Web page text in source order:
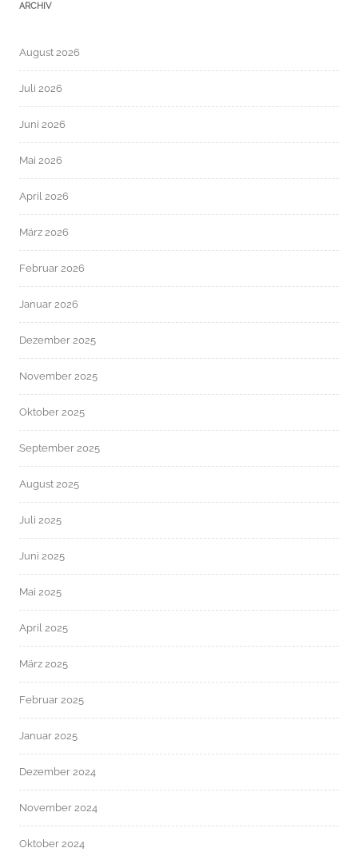
ARCHIV
August 2026
Juli 2026
Juni 2026
Mai 2026
April 2026
März 2026
Februar 2026
Januar 2026
Dezember 2025
November 2025
Oktober 2025
September 2025
August 2025
Juli 2025
Juni 2025
Mai 2025
April 2025
März 2025
Februar 2025
Januar 2025
Dezember 2024
November 2024
Oktober 2024